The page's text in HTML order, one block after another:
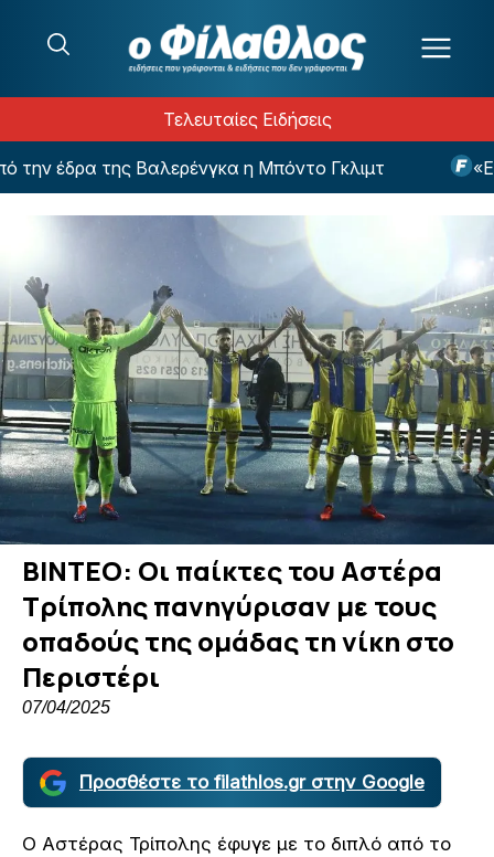
Τελευταίες Ειδήσεις
έδρα της Βαλερένγκα η Μπόντο Γκλιμτ
ΒΙΝΤΕΟ: Οι παίκτες του Αστέρα
Τρίπολης πανηγύρισαν με τους
οπαδούς της ομάδας τη νίκη στο
Περιστέρι
07/04/2025
Προσθέστε το filathlos.gr στην Google
Ο Αστέρας Τρίπολης έφυγε με το διπλό από το